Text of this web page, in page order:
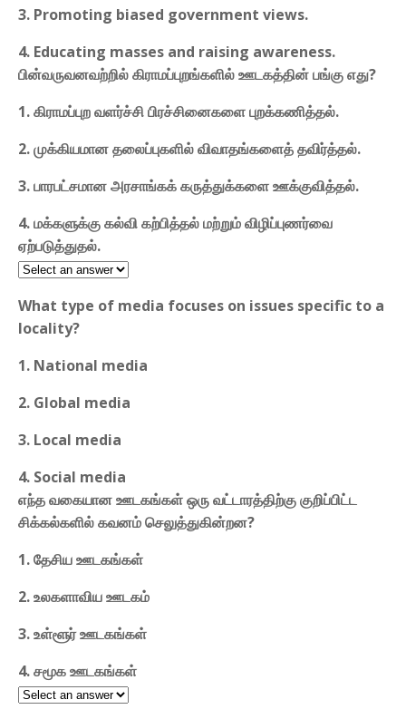
3. Promoting biased government views.
4. Educating masses and raising awareness.
பின்வருவனவற்றில் கிராமப்புறங்களில் ஊடகத்தின் பங்கு எது?
1. கிராமப்புற வளர்ச்சி பிரச்சினைகளை புறக்கணித்தல்.
2. முக்கியமான தலைப்புகளில் விவாதங்களைத் தவிர்த்தல்.
3. பாரபட்சமான அரசாங்கக் கருத்துக்களை ஊக்குவித்தல்.
4. மக்களுக்கு கல்வி கற்பித்தல் மற்றும் விழிப்புணர்வை
ஏற்படுத்துதல்.
What type of media focuses on issues specific to a
locality?
1. National media
2. Global media
3. Local media
4. Social media
எந்த வகையான ஊடகங்கள் ஒரு வட்டாரத்திற்கு குறிப்பிட்ட
சிக்கல்களில் கவனம் செலுத்துகின்றன?
1. தேசிய ஊடகங்கள்
2. உலகளாவிய ஊடகம்
3. உள்ளூர் ஊடகங்கள்
4. சமூக ஊடகங்கள்